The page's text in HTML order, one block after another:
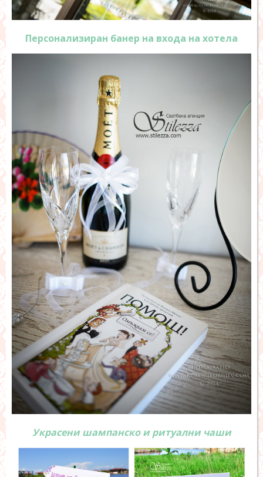
Персонализиран банер на входа на хотела
Украсени шампанско и ритуални чаши